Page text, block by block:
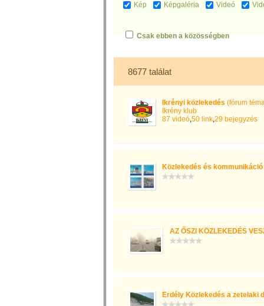
Kép Képgaléria Videó
Csak ebben a közösségben
8677 találat
Ikrényi közlekedés (fórum
Ikrény klub
87 videó,50 link,29 bejegyzés
Közlekedés és kommunikáció
AZ ŐSZI KÖZLEKEDÉS
Erdély Közlekedés a zetelaki